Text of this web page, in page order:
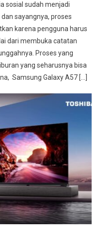
sosial sudah menjadi
sayangnya, proses
karena pengguna harus
dari membuka catatan
Proses yang
yang seharusnya bisa
Samsung Galaxy A57 […]